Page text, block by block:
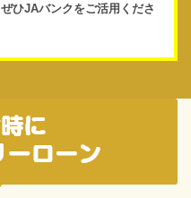
ぜひJAバンクをご活用くださ